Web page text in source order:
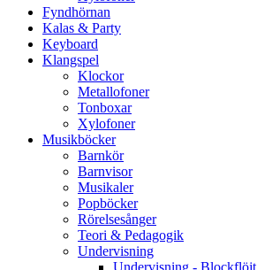
Fyndhörnan
Kalas & Party
Keyboard
Klangspel
Klockor
Metallofoner
Tonboxar
Xylofoner
Musikböcker
Barnkör
Barnvisor
Musikaler
Popböcker
Rörelsesånger
Teori & Pedagogik
Undervisning
Undervisning - Blockflöjt